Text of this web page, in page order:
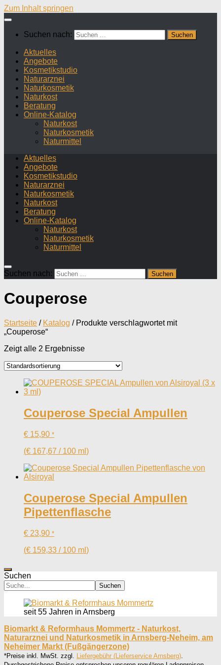
Zum Inhalt springen
Suchen nach:
Aktuelles
Angebote
Kosmetikstudio
Naturarznei
Naturkosmetik
Naturkost
Beratung
Online-Katalog
Naturkost
Naturkosmetik
Naturmittel
Aktuelles
Angebote
Kosmetikstudio
Naturarznei
Naturkosmetik
Naturkost
Beratung
Online-Katalog
Naturkost
Naturkosmetik
Naturmittel
Suchen nach:
Couperose
Startseite / Katalog / Produkte verschlagwortet mit
„Couperose“
Zeigt alle 2 Ergebnisse
Couperose Special Ampullen
€ 15,90 *
(€ 167,67 / 100 ml )
Couperose Special Ampullen
Pipettenflasche
€ 23,90 *
(€ 159,33 / 100 ml )
Suchen
Suchen
seit 55 Jahren in Arnsberg
Biomarkt & Reformhaus Mommertz - Naturkost,
Naturarznei und Naturkosmetik in Arnsberg-Neheim, am
Neheimer Markt (Fußgängerzone)
*Preise inkl. MwSt. zzgl. Liefergebühr (Lieferservice Arnsberg)